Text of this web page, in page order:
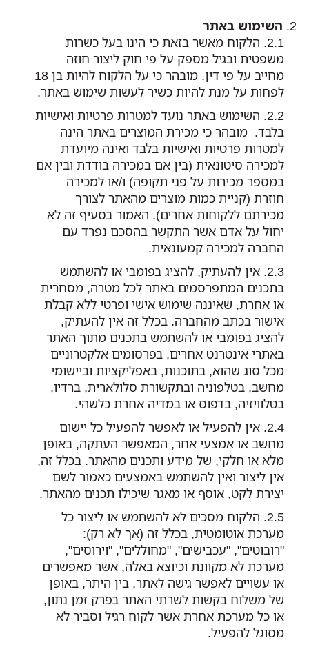
השימוש באתר
הלקוח מאשר בזאת כי הינו בעל כשרות
משפטית ובגיל מספק על פי חוק ליצור חוזה
מחייב על פי דין. מובהר כי על הלקוח להיות בן 18
לפחות על מנת להיות כשיר לעשות שימוש באתר.
השימוש באתר נועד למטרות פרטיות ואישיות
בלבד. מובהר כי מכירת המוצרים באתר הינה
למטרות פרטיות ואישיות בלבד ואינה מיועדת
למכירה סיטונאית (בין אם במכירה בודדת ובין אם
במספר מכירות על פני תקופה) ו/או למכירה
חוזרת (קניית כמות מוצרים מהאתר לצורך
מכירתם ללקוחות אחרים). האמור בסעיף זה לא
יחול על אדם אשר התקשר בהסכם נפרד עם
החברה למכירה קמעונאית.
אין להעתיק, להציג בפומבי או להשתמש
בתכנים המתפרסמים באתר לכל מטרה, מסחרית
או אחרת, שאיננה שימוש אישי ופרטי ללא קבלת
אישור בכתב מהחברה. בכלל זה אין להעתיק,
להציג בפומבי או להשתמש בתכנים מתוך האתר
באתרי אינטרנט אחרים, בפרסומים אלקטרוניים
מכל סוג שהוא, בתוכנות, באפליקציות וביישומי
מחשב, בטלפוניה ובתקשורת סלולארית, ברדיו,
בטלוויזיה, בדפוס או במדיה אחרת כלשהי.
אין להפעיל או לאפשר להפעיל כל יישום
מחשב או אמצעי אחר, המאפשר העתקה, באופן
מלא או חלקי, של מידע ותכנים מהאתר. בכלל זה,
אין ליצור ואין להשתמש באמצעים כאמור לשם
יצירת לקט, אוסף או מאגר שיכילו תכנים מהאתר.
הלקוח מסכים לא להשתמש או ליצור כל
מערכת אוטומטית, בכלל זה (אך לא רק):
"רובוטים", "עכבישים", "מחוללים", "וירוסים",
מערכת לא מקוונת וכיוצא באלה, אשר מאפשרים
או עשויים לאפשר גישה לאתר, בין היתר, באופן
של משלוח בקשות לשרתי האתר בפרק זמן נתון,
או כל מערכת אחרת אשר לקוח רגיל וסביר לא
מסוגל להפעיל.